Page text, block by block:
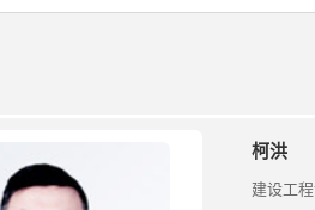
柯洪
建设工